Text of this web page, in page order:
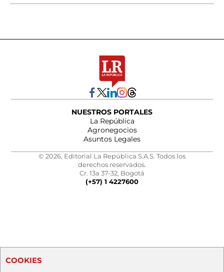
NUESTROS PORTALES
La República
Agronegocios
Asuntos Legales
© 2026, Editorial La República S.A.S. Todos los
derechos reservados.
Cr. 13a 37-32, Bogotá
(+57) 1 4227600
COOKIES